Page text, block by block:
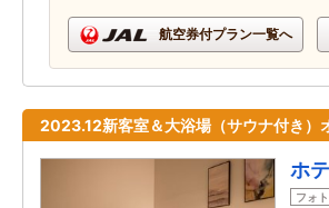
航空券付プラン一覧へ
2023.12新客室＆大浴場（サウナ付き）
ホ
フォ